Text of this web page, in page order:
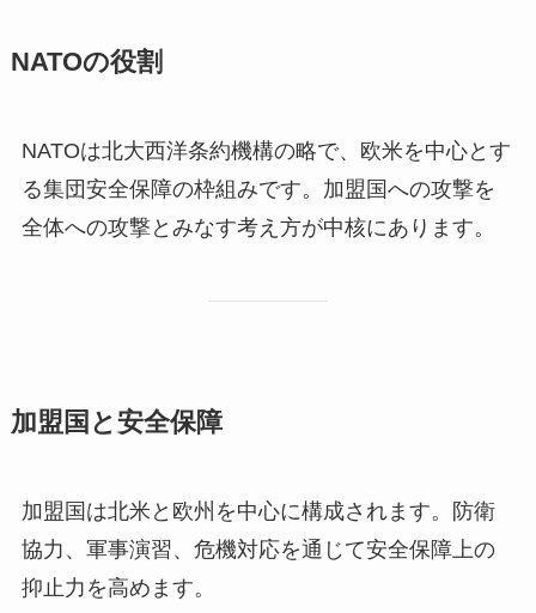
NATOの役割
NATOは北大西洋条約機構の略で、欧米を中心とす
る集団安全保障の枠組みです。加盟国への攻撃を
全体への攻撃とみなす考え方が中核にあります。
加盟国と安全保障
加盟国は北米と欧州を中心に構成されます。防衛
協力、軍事演習、危機対応を通じて安全保障上の
抑止力を高めます。